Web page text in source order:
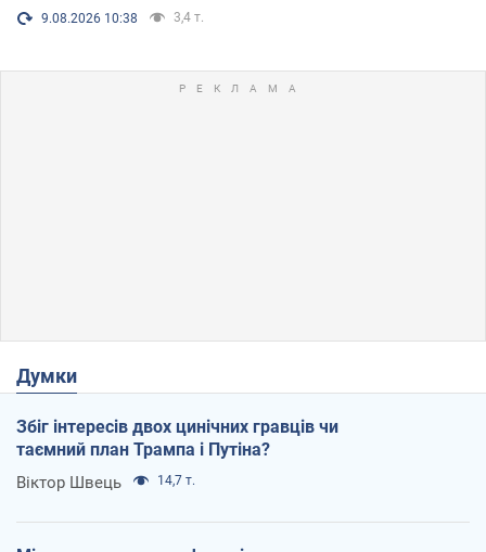
9.08.2026 10:38 3,4 т.
Думки
Збіг інтересів двох цинічних гравців чи
таємний план Трампа і Путіна?
Віктор Швець 14,7 т.